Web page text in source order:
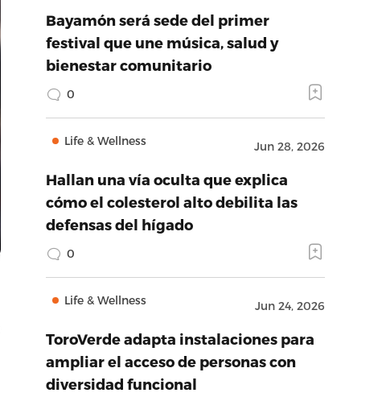
Bayamón será sede del primer
festival que une música, salud y
bienestar comunitario
0
Life & Wellness Jun 28, 2026
Hallan una vía oculta que explica
cómo el colesterol alto debilita las
defensas del hígado
0
Life & Wellness Jun 24, 2026
ToroVerde adapta instalaciones para
ampliar el acceso de personas con
diversidad funcional